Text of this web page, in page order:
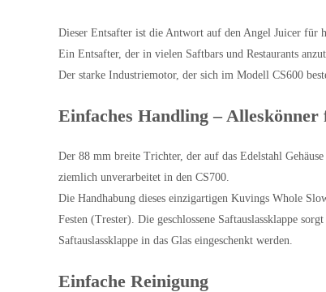
Dieser Entsafter ist die Antwort auf den Angel Juicer für
Ein Entsafter, der in vielen Saftbars und Restaurants
Der starke Industriemotor, der sich im Modell CS600
Einfaches Handling – Alleskönner
Der 88 mm breite Trichter, der auf das Edelstahl
ziemlich unverarbeitet in den CS700.
Die Handhabung dieses einzigartigen Kuvings Whole
Festen (Trester). Die geschlossene Saftauslassklappe
Saftauslassklappe in das Glas eingeschenkt werden.
Einfache Reinigung